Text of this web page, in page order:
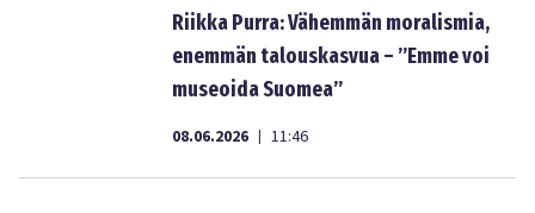
Riikka Purra: Vähemmän moralismia,
enemmän talouskasvua – ”Emme voi
museoida Suomea”
08.06.2026 | 11:46